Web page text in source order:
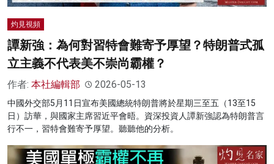
灼見視頻
譚新強：為何對習特會難寄予厚望？特朗普式孤
立主義不代表美不崇尚霸權？
作者: 本社編輯部 2026-05-13
中國外交部5月11日宣布美國總統特朗普將於星期三至五（13至15
日）訪華，與國家主席習近平會晤。資深投資人譚新強認為特朗普言
行不一，習特會難寄予厚望。聽聽他的分析。